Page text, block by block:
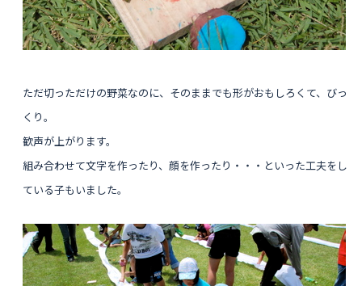
ただ切っただけの野菜なのに、そのままでも形がおもしろくて、びっ
くり。
歓声が上がります。
組み合わせて文字を作ったり、顔を作ったり・・・といった工夫をし
ている子もいました。